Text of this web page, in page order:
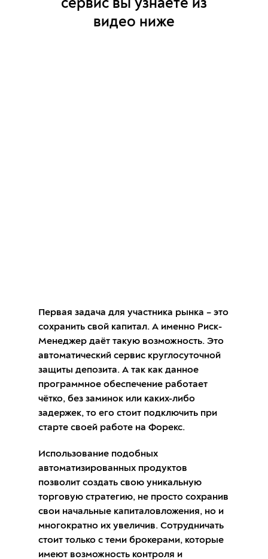
сервис вы узнаете из
видео ниже
Первая задача для участника рынка – это
сохранить свой капитал. А именно Риск-
Менеджер даёт такую возможность. Это
автоматический сервис круглосуточной
защиты депозита. А так как данное
программное обеспечение работает
чётко, без заминок или каких-либо
задержек, то его стоит подключить при
старте своей работе на Форекс.
Использование подобных
автоматизированных продуктов
позволит создать свою уникальную
торговую стратегию, не просто сохранив
свои начальные капиталовложения, но и
многократно их увеличив. Сотрудничать
стоит только с теми брокерами, которые
имеют возможность контроля и